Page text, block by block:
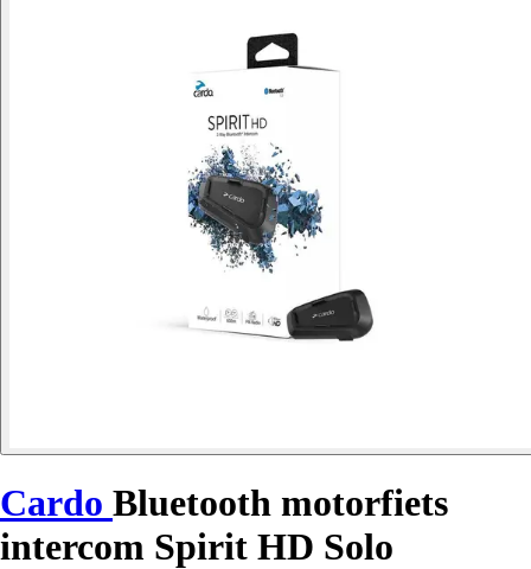
Cardo Bluetooth motorfiets
intercom Spirit HD Solo